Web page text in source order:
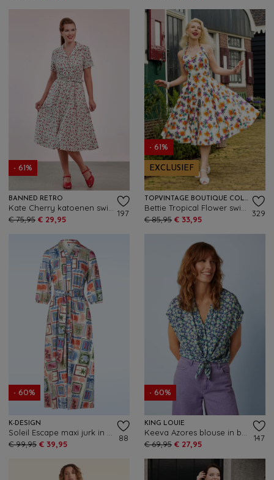
- 61%
BANNED RETRO
€ 75,95 € 29,95
197
- 61%
EXCLUSIEF
TOPVINTAGE BOUTIQUE COLLECTION
€ 85,95 € 33,95
329
- 60%
K-DESIGN
€ 99,95 € 39,95
88
- 60%
KING LOUIE
€ 69,95 € 27,95
147